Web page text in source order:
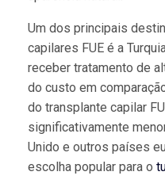
Um dos principais
capilares FUE é a
receber tratamento de
do custo em
do transplante capilar
significativamente
Unido e outros países
escolha popular para o